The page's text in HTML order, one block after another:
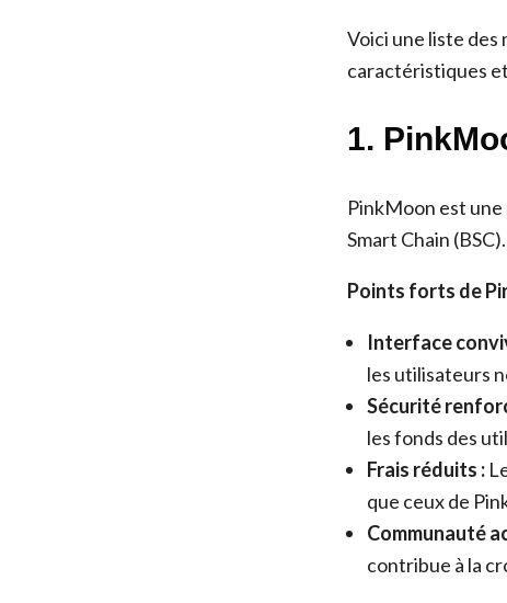
Voici une liste des
caractéristiques
1.
PinkMoon est
Smart Chain
Points forts de
Interface
les utilisateurs
Sécurité
les fonds des
Frais réduits :
que ceux de
Communauté
contribue à la